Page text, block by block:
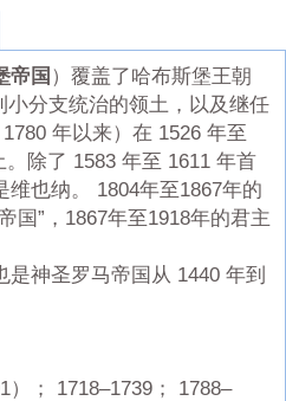
帝国 ）覆盖了哈布斯堡王朝
小分支统治的领土，以及继任
年以来）在 1526 年至
除了 1583 年至 1611 年首
也纳。 1804年至1867年的
国”，1867年至1918年的君主
神圣罗马帝国从 1440 年到
； 1718–1739； 1788–